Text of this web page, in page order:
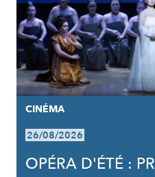
CINÉMA
26/08/2026
OPÉRA D'ÉTÉ :